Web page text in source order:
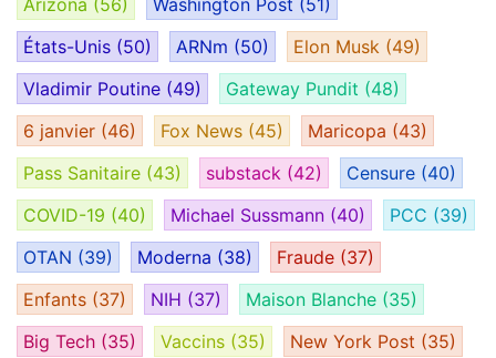
Arizona (56) Washington Post (51)
États-Unis (50) ARNm (50) Elon Musk (49)
Vladimir Poutine (49) Gateway Pundit (48)
6 janvier (46) Fox News (45) Maricopa (43)
Pass Sanitaire (43) substack (42) Censure (40)
COVID-19 (40) Michael Sussmann (40) PCC (39)
OTAN (39) Moderna (38) Fraude (37)
Enfants (37) NIH (37) Maison Blanche (35)
Big Tech (35) Vaccins (35) New York Post (35)